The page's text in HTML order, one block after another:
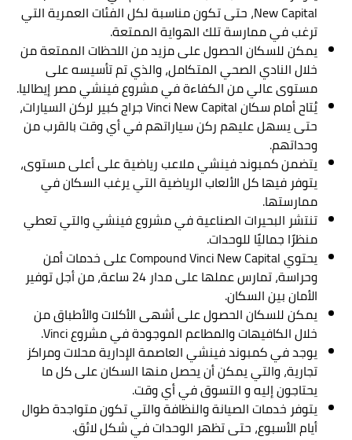
New Capital، حتى تكون مناسبة لكل الفئات العمرية التي
ترغب في ممارسة تلك الهواية الممتعة.
يمكن للسكان الحصول على مزيد من اللحظات الممتعة من
خلال النادي الصحي المتكامل، والذي تم تأسيسه على
مستوى عالي من الكفاءة في مشروع فينشي مصر إيطاليا.
يُتاح أمام سكان Vinci New Capital جراج كبير لركن السيارات،
حتى يسهل عليهم ركن سياراتهم في أي وقت بالقرب من
وحداتهم.
يتضمن كمبوند فينشي ملاعب رياضية على أعلى مستوى،
يتوفر فيها كل الألعاب الرياضية التي يرغب السكان في
ممارستها.
تنتشر البحيرات الصناعية في مشروع فينشي والتي تعطي
منظرًا جماليًا للوحدات.
يحتوي Compound Vinci New Capital على خدمات أمن
وحراسة، تمارس عملها على مدار 24 ساعة، من أجل توفير
الأمان بين السكان.
يمكن للسكان الحصول على أشهى الأكلات والأطباق من
خلال الكافيهات والمطاعم الموجودة في مشروع Vinci.
يوجد في كمبوند فينشي العاصمة الإدارية محلات ومراكز
تجارية، والتي يمكن أن يحصل منها السكان على كل ما
يحتاجون إليه و التسوق في أي وقت.
يتوفر خدمات الصيانة والنظافة والتي تكون متواجدة طوال
أيام الأسبوع، حتى تظهر الوحدات في شكل لائق.